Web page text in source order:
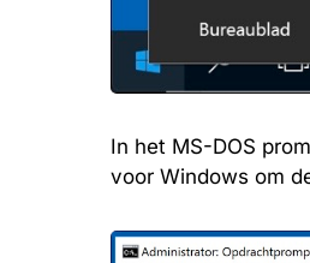
In het MS-DOS
voor Windows om